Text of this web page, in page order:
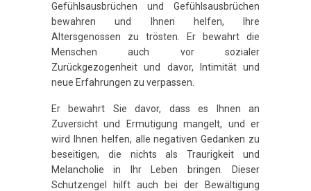
Gefühlsausbrüchen und Gefühlsausbrüchen
bewahren und Ihnen helfen, Ihre
Altersgenossen zu trösten. Er bewahrt die
Menschen auch vor sozialer
Zurückgezogenheit und davor, Intimität und
neue Erfahrungen zu verpassen.
Er bewahrt Sie davor, dass es Ihnen an
Zuversicht und Ermutigung mangelt, und er
wird Ihnen helfen, alle negativen Gedanken zu
beseitigen, die nichts als Traurigkeit und
Melancholie in Ihr Leben bringen. Dieser
Schutzengel hilft auch bei der Bewältigung